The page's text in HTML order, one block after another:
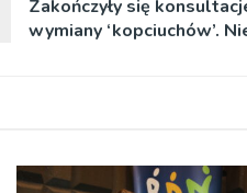
Zakończyły się
wymiany ‘kopciuchów’.